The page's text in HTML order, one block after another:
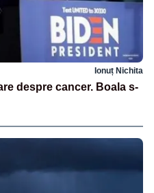
Ionuț Nichita
despre cancer. Boala s-